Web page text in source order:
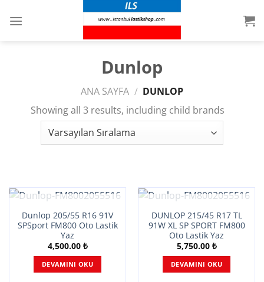
atla
Dunlop
ANA SAYFA / DUNLOP
Showing all 3 results, including child brands
STOKTA YOK
Dunlop 205/55 R16 91V
SPSport FM800 Oto Lastik
Yaz
4,500.00 ₺
DEVAMINI OKU
STOKTA YOK
DUNLOP 215/45 R17 TL
91W XL SP SPORT FM800
Oto Lastik Yaz
5,750.00 ₺
DEVAMINI OKU